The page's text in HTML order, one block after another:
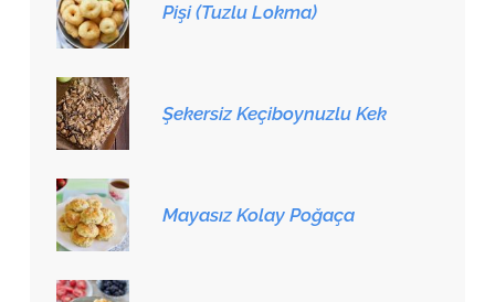
Pişi (Tuzlu Lokma)
Şekersiz Keçiboynuzlu Kek
Mayasız Kolay Poğaça